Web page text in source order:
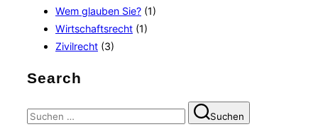
Wem glauben Sie? (1)
Wirtschaftsrecht (1)
Zivilrecht (3)
Search
Suchen
nach:
Suchen